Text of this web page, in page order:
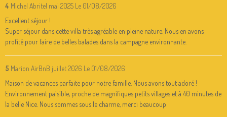
4 Michel Abritel mai 2025 Le 01/08/2026
Excellent séjour !
Super séjour dans cette villa très agréable en pleine nature. Nous en avons
profité pour faire de belles balades dans la campagne environnante.
5 Marion AirBnB juillet 2026 Le 01/08/2026
Maison de vacances parfaite pour notre famille. Nous avons tout adoré !
Environnement paisible, proche de magnifiques petits villages et à 40 minutes de
la belle Nice. Nous sommes sous le charme, merci beaucoup